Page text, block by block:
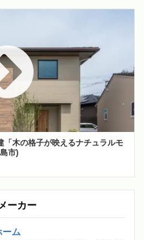
「木の格子が映えるナチュラルモ
市)
ーカー
ーム